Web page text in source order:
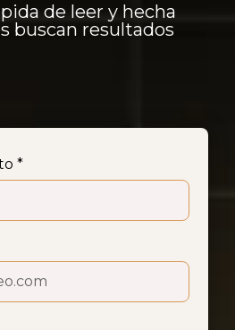
de leer y hecha
buscan resultados
*